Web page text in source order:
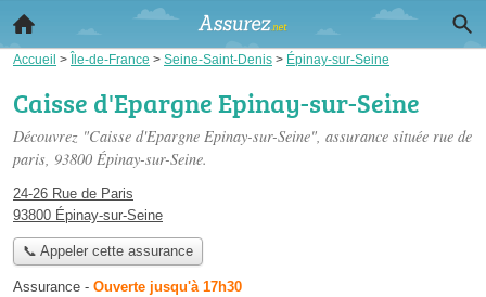
Accueil > Île-de-France > Seine-Saint-Denis > Épinay-sur-Seine
Caisse d'Epargne Epinay-sur-Seine
Découvrez "Caisse d'Epargne Epinay-sur-Seine", assurance située rue de
paris, 93800 Épinay-sur-Seine.
24-26 Rue de Paris
93800 Épinay-sur-Seine
📞 Appeler cette assurance
Assurance - Ouverte jusqu'à 17h30